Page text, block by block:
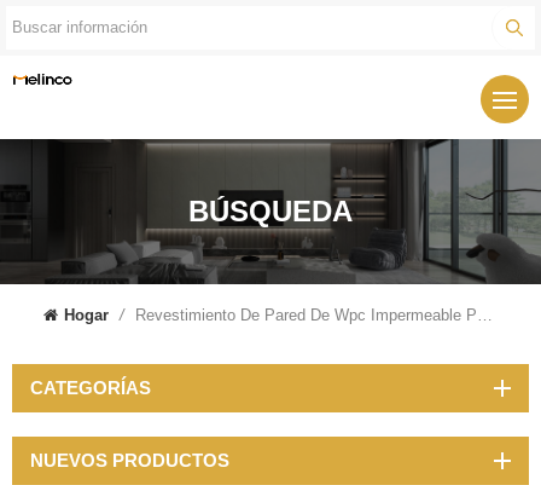
BÚSQUEDA
Hogar /
CATEGORÍAS
NUEVOS PRODUCTOS